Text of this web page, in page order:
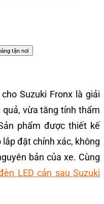
tận nơi
Suzuki Fronx là giải
quả, vừa tăng tính thẩm
phẩm được thiết kế
đặt chính xác, không
bản của xe. Cùng
LED cản sau Suzuki